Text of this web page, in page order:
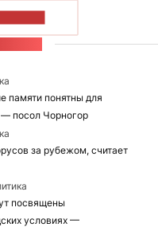
памяти понятны для
— посол Чорногор
за рубежом, считает
посвящены
условиях —